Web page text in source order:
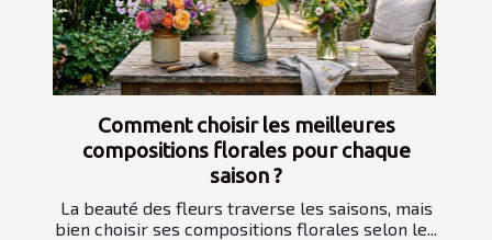
Comment choisir les meilleures
compositions florales pour chaque
saison ?
La beauté des fleurs traverse les saisons, mais
bien choisir ses compositions florales selon le...